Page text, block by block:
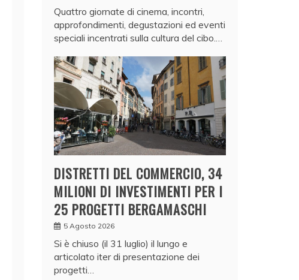
Quattro giornate di cinema, incontri,
approfondimenti, degustazioni ed eventi
speciali incentrati sulla cultura del cibo.…
DISTRETTI DEL COMMERCIO, 34
MILIONI DI INVESTIMENTI PER I
25 PROGETTI BERGAMASCHI
5 Agosto 2026
Si è chiuso (il 31 luglio) il lungo e
articolato iter di presentazione dei
progetti…